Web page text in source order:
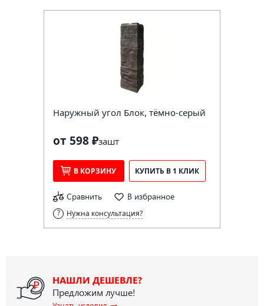
Наружный угол Блок, тёмно-серый
от 598 ₽зашт
В КОРЗИНУ КУПИТЬ В 1 КЛИК
Сравнить В избранное
Нужна консультация?
НАШЛИ ДЕШЕВЛЕ?
Предложим лучше!